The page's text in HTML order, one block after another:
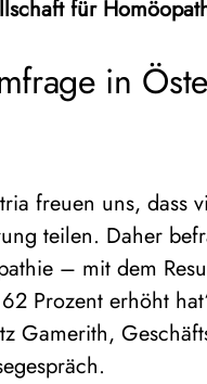
für
in
freuen uns, dass
teilen. Daher
– mit dem
Prozent erhöht
Gamerith,